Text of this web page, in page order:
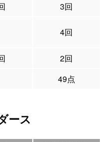
3回
4回
2回
49点
ース